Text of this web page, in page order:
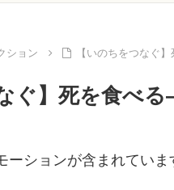
ション 【いのちをつなぐ
ぐ】死を食べ
ーションが含まれていま